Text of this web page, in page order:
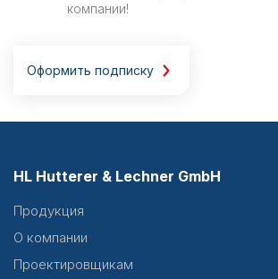
компании!
Оформить подписку
HL Hutterer & Lechner GmbH
Продукция
О компании
Проектировщикам